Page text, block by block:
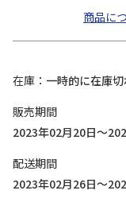
商品に
在庫
一時的に在庫切
販売期間
2023年02月20日～
配送期間
2023年02月26日～